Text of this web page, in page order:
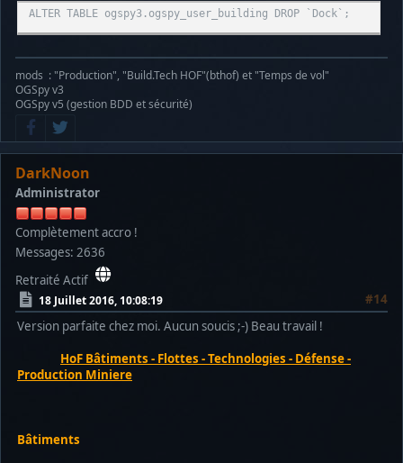
Warning: mysql_free_result() expects parameter 1 to be
Warning: mysql_fetch_array() expects parameter 1 to be
Notice: Undefined offset: 0 in /home/ospy/public_html/
Warning: mysql_free_result() expects parameter 1 to be
ALTER TABLE ogspy3.ogspy_user_building DROP `Dock`;
mods : "Production", "Build.Tech HOF"(bthof) et "Temps de vol"
OGSpy v3
OGSpy v5 (gestion BDD et sécurité)
DarkNoon
Administrator
Complètement accro !
Messages: 2636
Retraité Actif
18 Juillet 2016, 10:08:19
#14
Version parfaite chez moi. Aucun soucis ;-) Beau travail !
HoF Bâtiments - Flottes - Technologies - Défense -
Production Miniere
Bâtiments